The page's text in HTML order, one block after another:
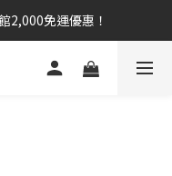
2,000免運優惠！
2,000免運優惠！
生活增添靈感！